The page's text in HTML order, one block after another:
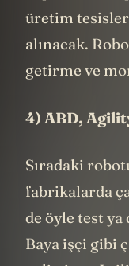
kapsamında
üretim
alınacak.
Sıradaki
fabrikalarda
de öyle test ya